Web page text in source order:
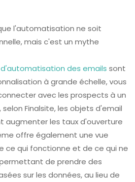
l'automatisation ne soit
mais c'est un mythe
des emails sont
à grande échelle, vous
avec les prospects à un
selon Finalsite, les objets d'email
augmenter les taux d'ouverture
offre également une vue
ce qui fonctionne et de ce qui ne
de prendre des
sur les données, au lieu de